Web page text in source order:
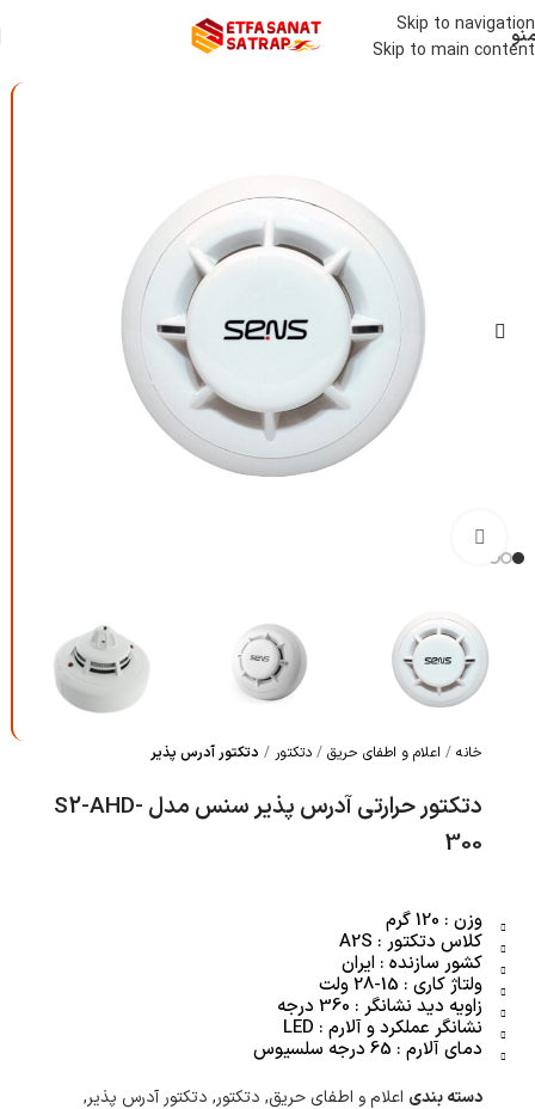
Skip to navigation
Skip to main content
خانه اعلام و اطفای حریق دتکتور دتکتور آدرس پذیر
دتکتور حرارتی آدرس پذیر سنس مدل S2-AHD-
300
وزن : 120 گرم
کلاس دتکتور : A2S
کشور سازنده : ایران
ولتاژ کاری : 15-28 ولت
زاویه دید نشانگر : 360 درجه
نشانگر عملکرد و آلارم : LED
دمای آلارم : 65 درجه سلسیوس
دسته بندی اعلام و اطفای حریق, دتکتور, دتکتور آدرس پذیر,